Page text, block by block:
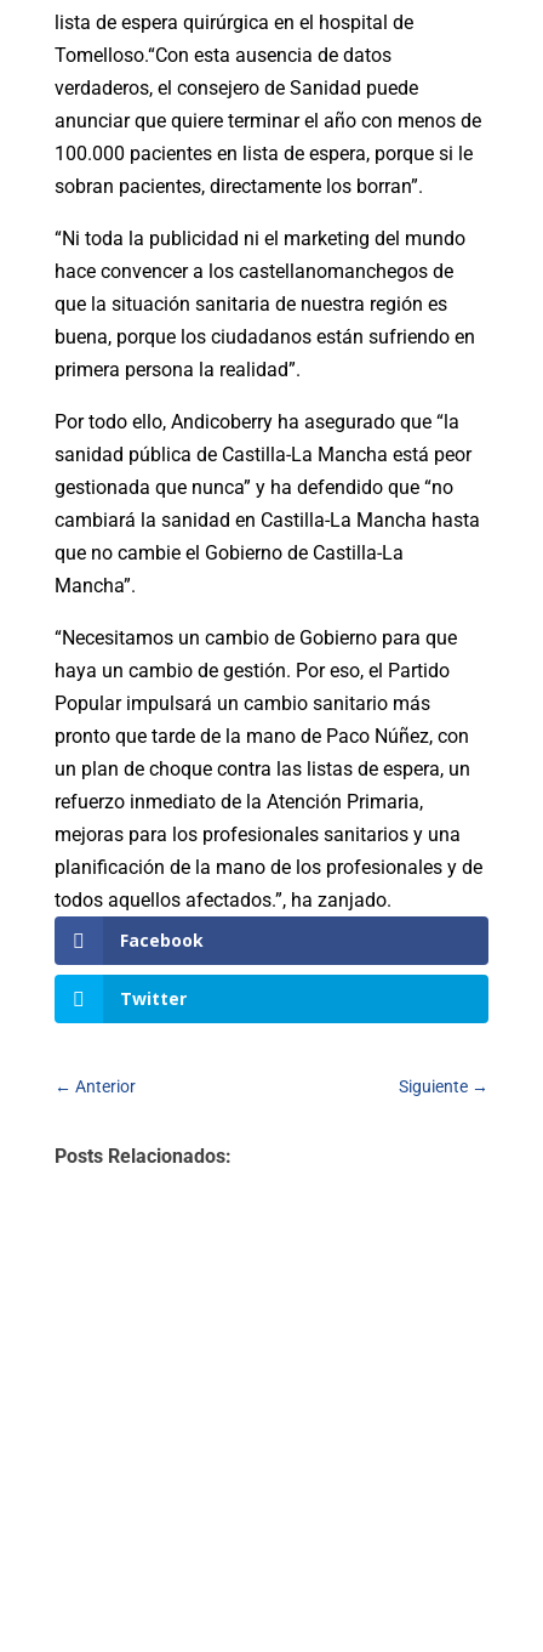
lista de espera quirúrgica en el hospital de
Tomelloso.“Con esta ausencia de datos
verdaderos, el consejero de Sanidad puede
anunciar que quiere terminar el año con menos de
100.000 pacientes en lista de espera, porque si le
sobran pacientes, directamente los borran”.
“Ni toda la publicidad ni el marketing del mundo
hace convencer a los castellanomanchegos de
que la situación sanitaria de nuestra región es
buena, porque los ciudadanos están sufriendo en
primera persona la realidad”.
Por todo ello, Andicoberry ha asegurado que “la
sanidad pública de Castilla-La Mancha está peor
gestionada que nunca” y ha defendido que “no
cambiará la sanidad en Castilla-La Mancha hasta
que no cambie el Gobierno de Castilla-La
Mancha”.
“Necesitamos un cambio de Gobierno para que
haya un cambio de gestión. Por eso, el Partido
Popular impulsará un cambio sanitario más
pronto que tarde de la mano de Paco Núñez, con
un plan de choque contra las listas de espera, un
refuerzo inmediato de la Atención Primaria,
mejoras para los profesionales sanitarios y una
planificación de la mano de los profesionales y de
todos aquellos afectados.”, ha zanjado.
Facebook
Twitter
← Anterior Siguiente →
Posts Relacionados: